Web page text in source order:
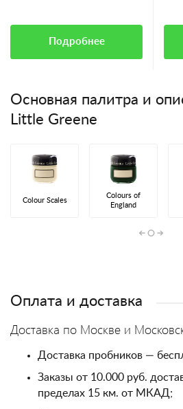
Подробнее
Основная палитра и
Little Greene
Colour Scales
Colours of
England
Оплата и доставка
Доставка по Москве и
Доставка пробников —
Заказы от 10.000 руб.
пределах 15 км. от МКАД;